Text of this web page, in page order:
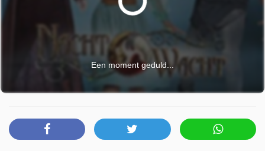
Een moment geduld...